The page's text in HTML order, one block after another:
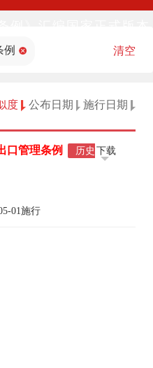
步公布
例 清空
度 公布日期 施行日期
口 管理条例 历史
01施行
下载